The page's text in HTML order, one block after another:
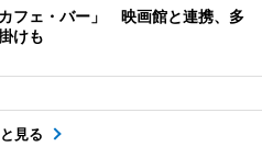
フェ・バー」 映画館と連携、多
けも
見る